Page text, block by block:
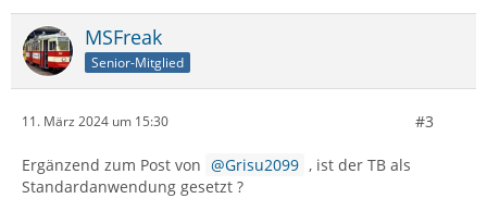
MSFreak
Senior-Mitglied
11. März 2024 um 15:30 #3
Ergänzend zum Post von Grisu2099 , ist der TB als
Standardanwendung gesetzt ?